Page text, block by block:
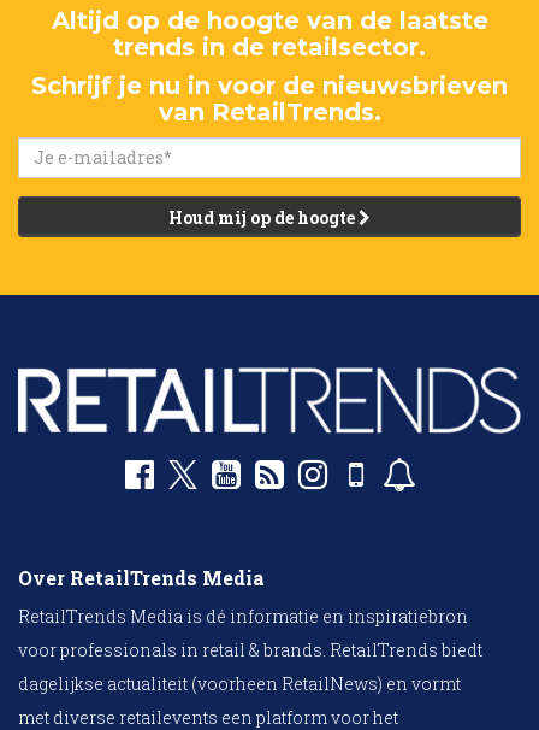
Altijd op de hoogte van de laatste
trends in de retailsector.
Schrijf je nu in voor de nieuwsbrieven
van RetailTrends.
Houd mij op de hoogte
Over RetailTrends Media
RetailTrends Media is dé informatie en inspiratiebron
voor professionals in retail & brands. RetailTrends biedt
dagelijkse actualiteit (voorheen RetailNews) en vormt
met diverse retailevents een platform voor het